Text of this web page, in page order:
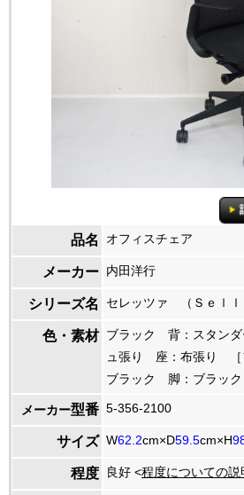
品名 オフィスチェア
メーカー 内田洋行
シリーズ名 セレッツァ （Ｓｅｌｌ
色・素材 ブラック 背：スタンダ
ュ張り 座：布張り ［
ブラック 脚：ブラック
メーカー型番 5-356-2100
サイズ W62.2cm×D59.5cm×H
程度 良好 <程度についての説